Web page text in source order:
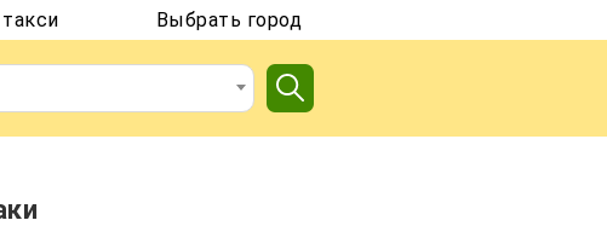
Выбрать город